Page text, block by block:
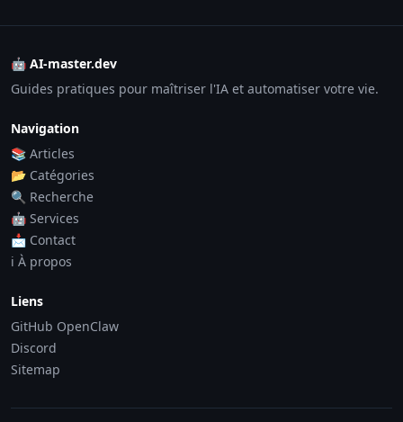
🤖 AI-master.dev
Guides pratiques pour maîtriser l'IA et automatiser votre vie.
Navigation
📚 Articles
📂 Catégories
🔍 Recherche
🤖 Services
📩 Contact
ℹ️ À propos
Liens
GitHub OpenClaw
Discord
Sitemap